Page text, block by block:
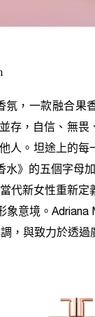
，一款融合果
存，自信、無
人。坦途上的每
》的五個字母
代新女性重新定
意境。Adriana
，與致力於透